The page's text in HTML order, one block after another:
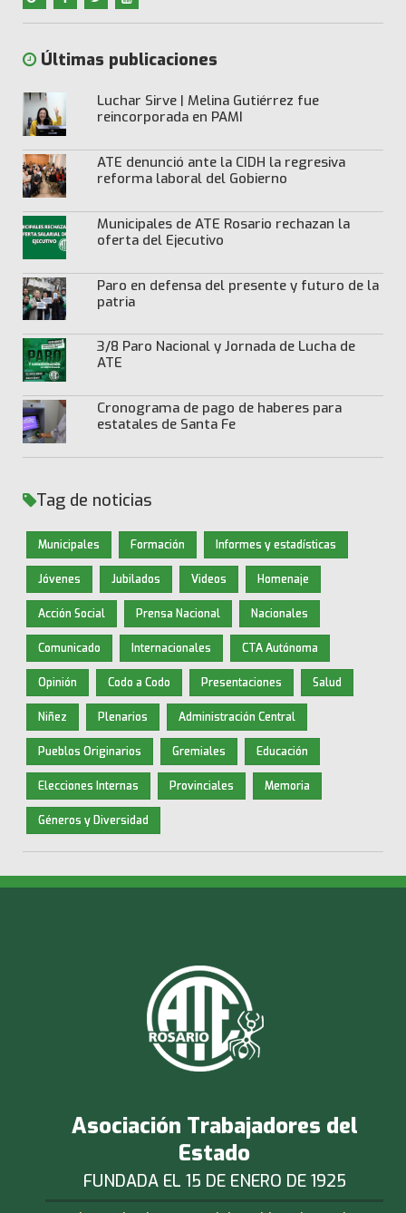
Últimas publicaciones
Luchar Sirve | Melina Gutiérrez fue
reincorporada en PAMI
ATE denunció ante la CIDH la regresiva
reforma laboral del Gobierno
Municipales de ATE Rosario rechazan la
oferta del Ejecutivo
Paro en defensa del presente y futuro de la
patria
3/8 Paro Nacional y Jornada de Lucha de
ATE
Cronograma de pago de haberes para
estatales de Santa Fe
Tag de noticias
Municipales Formación Informes y estadísticas
Jóvenes Jubilados Videos Homenaje
Acción Social Prensa Nacional Nacionales
Comunicado Internacionales CTA Autónoma
Opinión Codo a Codo Presentaciones Salud
Niñez Plenarios Administración Central
Pueblos Originarios Gremiales Educación
Elecciones Internas Provinciales Memoria
Géneros y Diversidad
Asociación Trabajadores del
Estado
FUNDADA EL 15 DE ENERO DE 1925